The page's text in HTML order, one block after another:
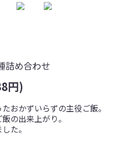
め合わせ
円)
おかずいらずの主役ご飯。​​
の出来上がり。​​
た。